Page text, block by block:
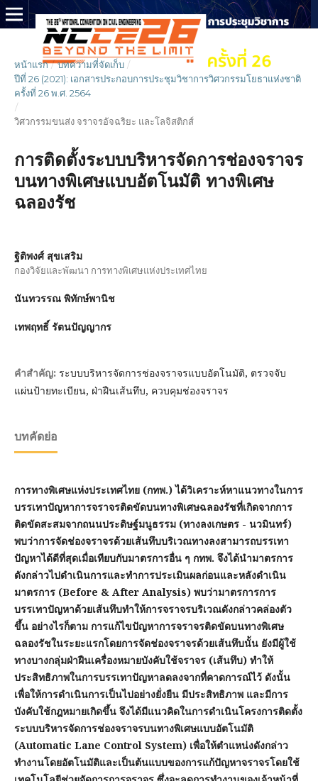
หน้าแรก / บทความที่จัดเก็บ /
ปีที่ 26 (2021): เอกสารประกอบการประชุมวิชาการวิศวกรรมโยธาแห่งชาติ
ครั้งที่ 26 พ.ศ. 2564
/
วิศวกรรมขนส่ง จราจรอัจฉริยะ และโลจิสติกส์
การติดตั้งระบบบริหารจัดการช่องจราจร
บนทางพิเศษแบบอัตโนมัติ ทางพิเศษ
ฉลองรัช
ฐิติพงศ์ สุขเสริม
กองวิจัยและพัฒนา การทางพิเศษแห่งประเทศไทย
นันทวรรณ พิทักษ์พานิช
เทพฤทธิ์ รัตนปัญญากร
คำสำคัญ: ระบบบริหารจัดการช่องจราจรแบบอัตโนมัติ, ตรวจจับ
แผ่นป้ายทะเบียน, ฝ่าฝืนเส้นทึบ, ควบคุมช่องจราจร
บทคัดย่อ
การทางพิเศษแห่งประเทศไทย (กทพ.) ได้วิเคราะห์หาแนวทางในการ
บรรเทาปัญหาการจราจรติดขัดบนทางพิเศษฉลองรัชที่เกิดจากการ
ติดขัดสะสมจากถนนประดิษฐ์มนูธรรม (ทางลงเกษตร - นวมินทร์)
พบว่าการจัดช่องจราจรด้วยเส้นทึบบริเวณทางลงสามารถบรรเทา
ปัญหาได้ดีที่สุดเมื่อเทียบกับมาตรการอื่น ๆ กทพ. จึงได้นำมาตรการ
ดังกล่าวไปดำเนินการและทำการประเมินผลก่อนและหลังดำเนิน
มาตรการ (Before & After Analysis) พบว่ามาตรการการ
บรรเทาปัญหาด้วยเส้นทึบทำให้การจราจรบริเวณดังกล่าวคล่องตัว
ขึ้น อย่างไรก็ตาม การแก้ไขปัญหาการจราจรติดขัดบนทางพิเศษ
ฉลองรัชในระยะแรกโดยการจัดช่องจราจรด้วยเส้นทึบนั้น ยังมีผู้ใช้
ทางบางกลุ่มฝ่าฝืนเครื่องหมายบังคับใช้จราจร (เส้นทึบ) ทำให้
ประสิทธิภาพในการบรรเทาปัญหาลดลงจากที่คาดการณ์ไว้ ดังนั้น
เพื่อให้การดำเนินการเป็นไปอย่างยั่งยืน มีประสิทธิภาพ และมีการ
บังคับใช้กฎหมายเกิดขึ้น จึงได้มีแนวคิดในการดำเนินโครงการติดตั้ง
ระบบบริหารจัดการช่องจราจรบนทางพิเศษแบบอัตโนมัติ
(Automatic Lane Control System) เพื่อให้ตำแหน่งดังกล่าว
ทำงานโดยอัตโนมัติและเป็นต้นแบบของการแก้ปัญหาจราจรโดยใช้